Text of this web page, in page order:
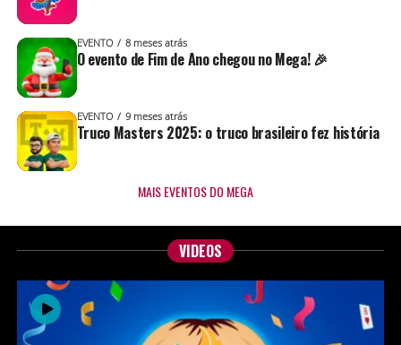
EVENTO 8 meses atrás
O evento de Fim de Ano chegou no Mega! 🎉
EVENTO 9 meses atrás
Truco Masters 2025: o truco brasileiro fez história
MAIS EVENTOS DO MEGA
VIDEOS